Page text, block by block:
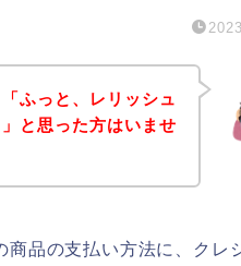
ふっと、レリッシュ
と思った方はいませ
品の支払い方法に、クレ